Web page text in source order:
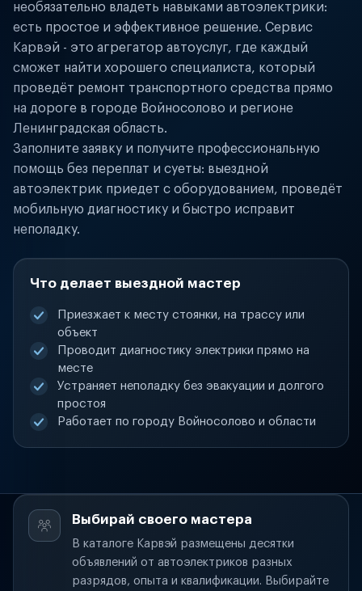
необязательно владеть навыками автоэлектрики:
есть простое и эффективное решение. Сервис
Карвэй - это агрегатор автоуслуг, где каждый
сможет найти хорошего специалиста, который
проведёт ремонт транспортного средства прямо
на дороге в городе Войносолово и регионе
Ленинградская область.
Заполните заявку и получите профессиональную
помощь без переплат и суеты: выездной
автоэлектрик приедет с оборудованием, проведёт
мобильную диагностику и быстро исправит
неполадку.
Что делает выездной мастер
Приезжает к месту стоянки, на трассу или
объект
Проводит диагностику электрики прямо на
месте
Устраняет неполадку без эвакуации и долгого
простоя
Работает по городу Войносолово и области
Выбирай своего мастера
В каталоге Карвэй размещены десятки
объявлений от автоэлектриков разных
разрядов, опыта и квалификации. Выбирайте